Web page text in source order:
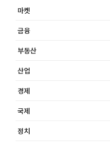
마켓
금융
부동산
산업
경제
국제
정치